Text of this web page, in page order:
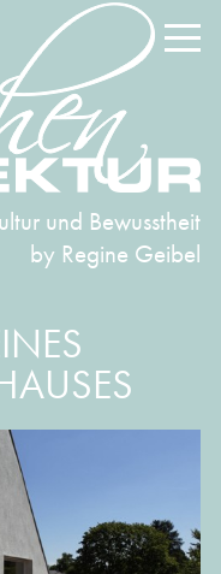
und Bewusstheit
by Regine Geibel